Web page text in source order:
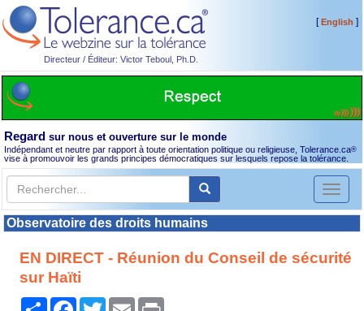
Directeur / Éditeur: Victor Teboul, Ph.D.
[English ]
Regard sur nous et ouverture sur le monde
Indépendant et neutre par rapport à toute orientation politique ou religieuse, Tolerance.ca®
vise à promouvoir les grands principes démocratiques sur lesquels repose la tolérance.
Toggle
Observatoire des droits humains
EN DIRECT - Réunion du Conseil de sécurité
sur Haïti
PartagerFacebook
TwitterEmail